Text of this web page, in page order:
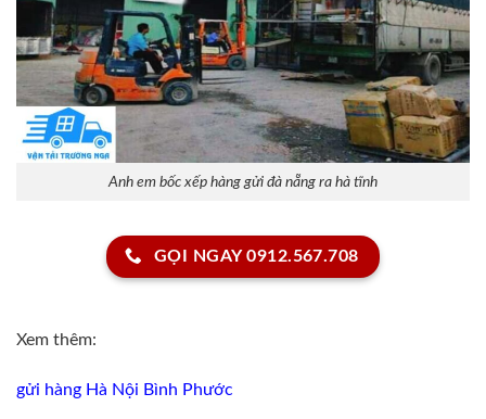
Anh em bốc xếp hàng gửi đà nẵng ra hà tĩnh
GỌI NGAY 0912.567.708
Xem thêm:
gửi hàng Hà Nội Bình Phước